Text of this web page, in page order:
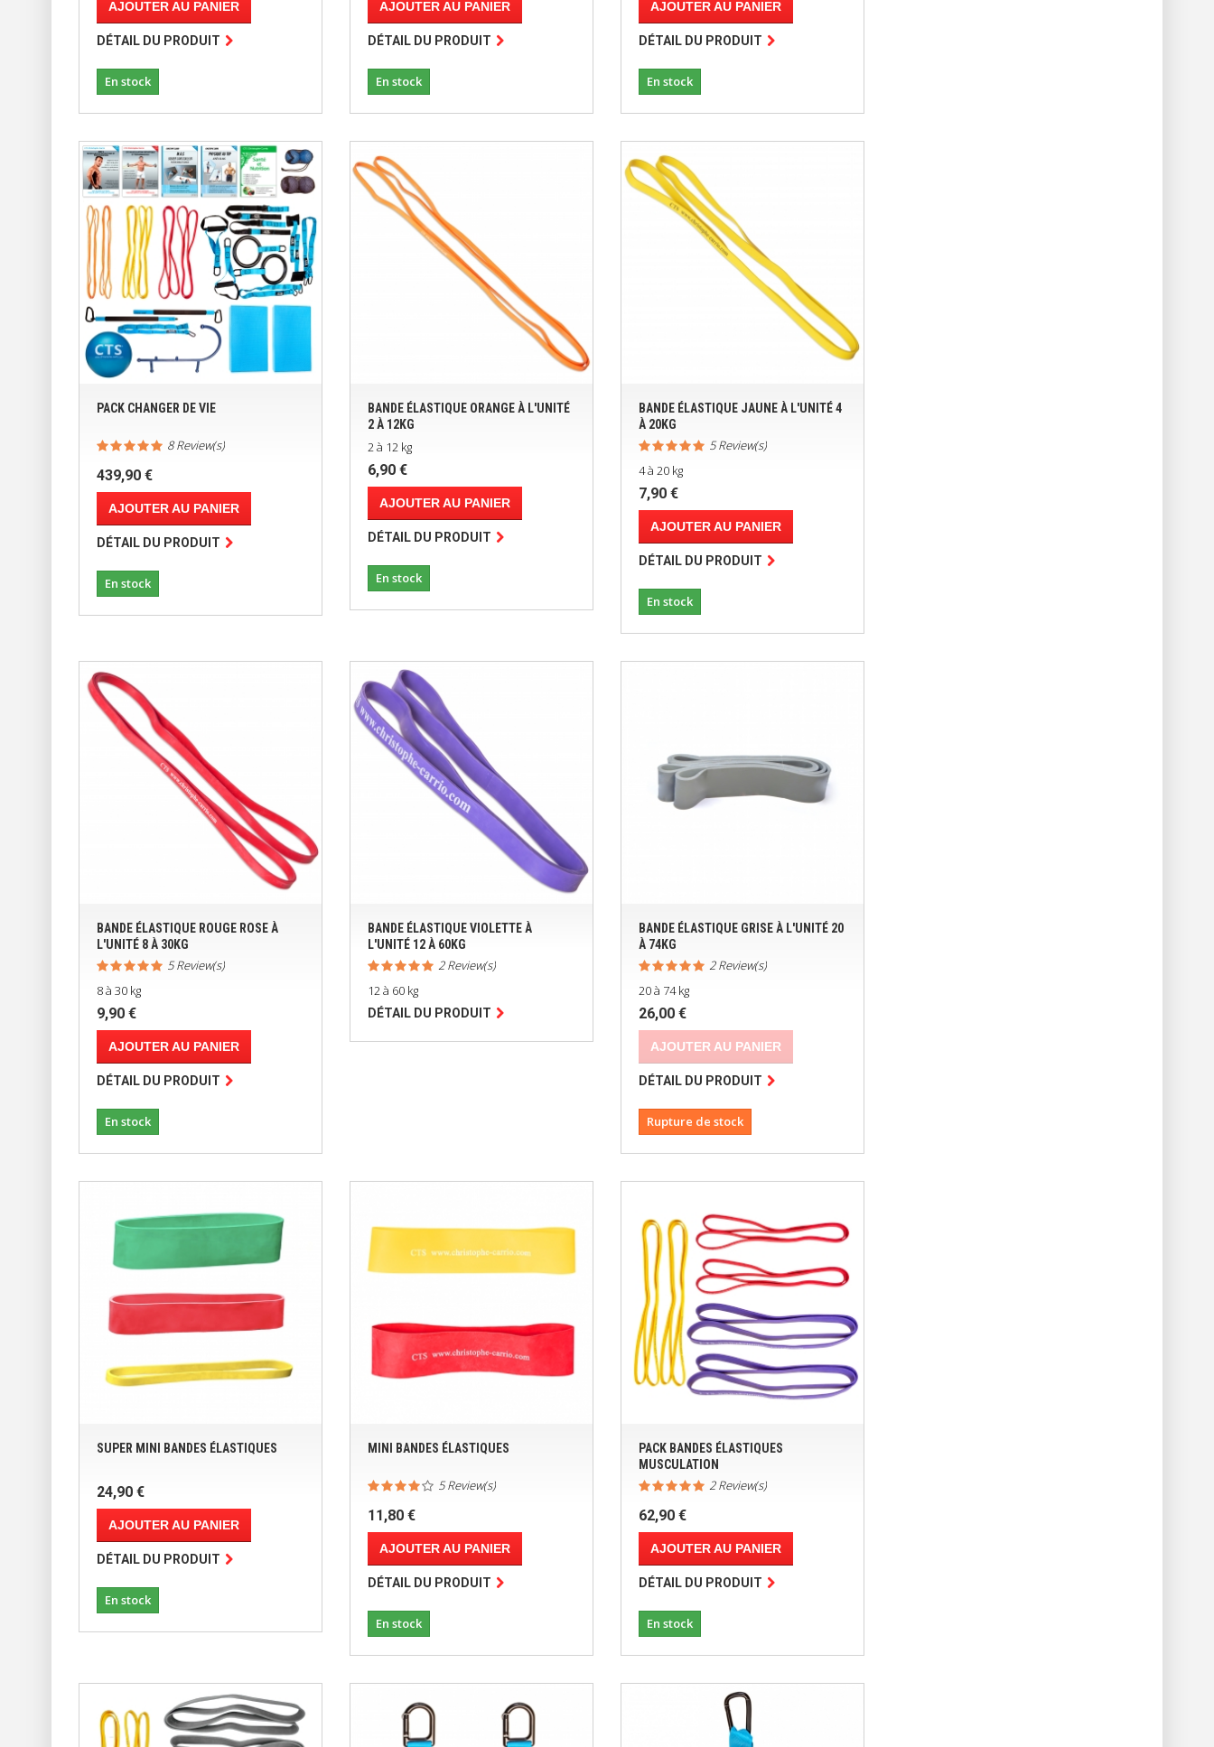
AJOUTER AU PANIER
DÉTAIL DU PRODUIT
En stock
AJOUTER AU PANIER
DÉTAIL DU PRODUIT
En stock
AJOUTER AU PANIER
DÉTAIL DU PRODUIT
En stock
PACK CHANGER DE VIE
8 Review(s)
439,90 €
AJOUTER AU PANIER
DÉTAIL DU PRODUIT
En stock
BANDE ÉLASTIQUE ORANGE À L'UNITÉ
2 À 12KG
2 à 12 kg
6,90 €
AJOUTER AU PANIER
DÉTAIL DU PRODUIT
En stock
BANDE ÉLASTIQUE JAUNE À L'UNITÉ 4
À 20KG
5 Review(s)
4 à 20 kg
7,90 €
AJOUTER AU PANIER
DÉTAIL DU PRODUIT
En stock
BANDE ÉLASTIQUE ROUGE ROSE À
L'UNITÉ 8 À 30KG
5 Review(s)
8 à 30 kg
9,90 €
AJOUTER AU PANIER
DÉTAIL DU PRODUIT
En stock
BANDE ÉLASTIQUE VIOLETTE À
L'UNITÉ 12 À 60KG
2 Review(s)
12 à 60 kg
DÉTAIL DU PRODUIT
BANDE ÉLASTIQUE GRISE À L'UNITÉ 20
À 74KG
2 Review(s)
20 à 74 kg
26,00 €
AJOUTER AU PANIER
DÉTAIL DU PRODUIT
Rupture de stock
SUPER MINI BANDES ÉLASTIQUES
24,90 €
AJOUTER AU PANIER
DÉTAIL DU PRODUIT
En stock
MINI BANDES ÉLASTIQUES
5 Review(s)
11,80 €
AJOUTER AU PANIER
DÉTAIL DU PRODUIT
En stock
PACK BANDES ÉLASTIQUES
MUSCULATION
2 Review(s)
62,90 €
AJOUTER AU PANIER
DÉTAIL DU PRODUIT
En stock